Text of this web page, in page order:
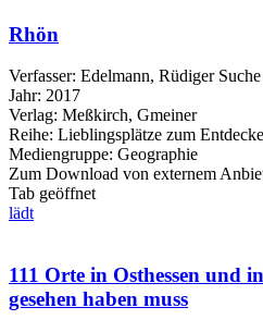
Rhön
Verfasser: Edelmann, Rüdiger
Jahr: 2017
Verlag: Meßkirch, Gmeiner
Reihe: Lieblingsplätze zum
Mediengruppe: Geographie
Zum Download von externem
Tab geöffnet
lädt
111 Orte in Osthessen und
gesehen haben muss